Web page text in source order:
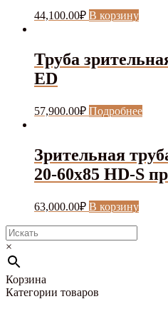
44,100.00₽ В корзину
Труба
ED
57,900.00₽ Подробнее
Зрительная
20-60x85 HD-S
63,000.00₽ В корзину
×
Корзина
Категории товаров